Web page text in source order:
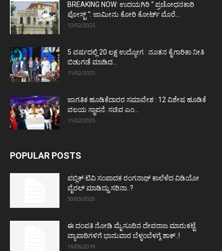
BREAKING NOW: ಉದಯಗಿರಿ “ ಪ್ರಚೋಧನಕಾರಿ
ಪೋಸ್ಟ್‌ “: ಜಾಮೀನು ಕೋರಿ ಕೋರ್ಟ್‌ ಮೊರೆ...
13/02/2025
5 ವರ್ಷದಲ್ಲಿ 20 ಲಕ್ಷ ಉದ್ಯೋಗ : ನೂತನ ಕೈಗಾರಿಕಾ ನೀತಿ
ಬಿಡುಗಡೆ ಮಾಡಿದ...
11/02/2025
ಜಾಗತಿಕ ಹೂಡಿಕೆದಾರರ ಸಮಾವೇಶ : 12 ವಿಶೇಷ ಹೂಡಿಕೆ
ವಲಯ ಸ್ಥಾಪನೆ: ಸಚಿವ ಎಂ...
11/02/2025
POPULAR POSTS
ಪಬ್ಲಿಕ್ ಟಿವಿ ಸಂಪಾದಕ ರಂಗನಾಥ್ ಕಾಲೆಳೆದ ವಿಡಿಯೋ
ವೈರಲ್ ಮಾಡಿದ್ದು ಸರಿನಾ..?
30/03/2020
ಈ ದಂಪತಿ ನೋಡಿ ಮೈಸೂರಿನ ದೇವರಾಜ ಮಾರುಕಟ್ಟೆ
ವ್ಯಾಪಾರಿಗಳಿಗೆ ಭಾನುವಾರ ಬೆಳ್ಳಂಬೆಳಗ್ಗೆ ಶಾಕ್..!
16/06/2019